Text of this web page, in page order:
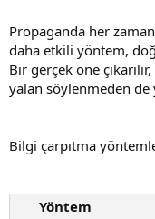
Propaganda her
daha etkili yöntem,
Bir gerçek öne
yalan söylenmeden de
Bilgi çarpıtma
Yöntem